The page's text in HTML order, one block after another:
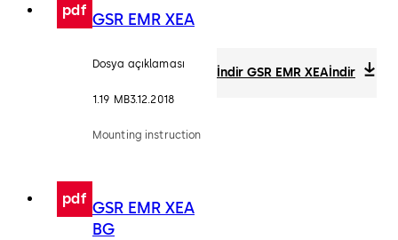
pdf GSR EMR XEA
Dosya açıklaması
1.19 MB3.12.2018
Mounting instruction
İndir GSR EMR XEAİndir
pdf GSR EMR XEA
BG